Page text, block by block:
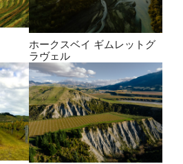
ホークスベイ ギムレットグ
ラヴェル